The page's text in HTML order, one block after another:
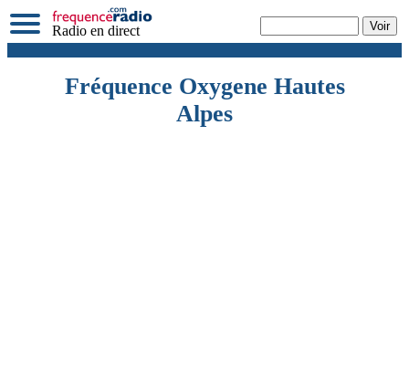
Radio en direct
Fréquence Oxygene Hautes
Alpes